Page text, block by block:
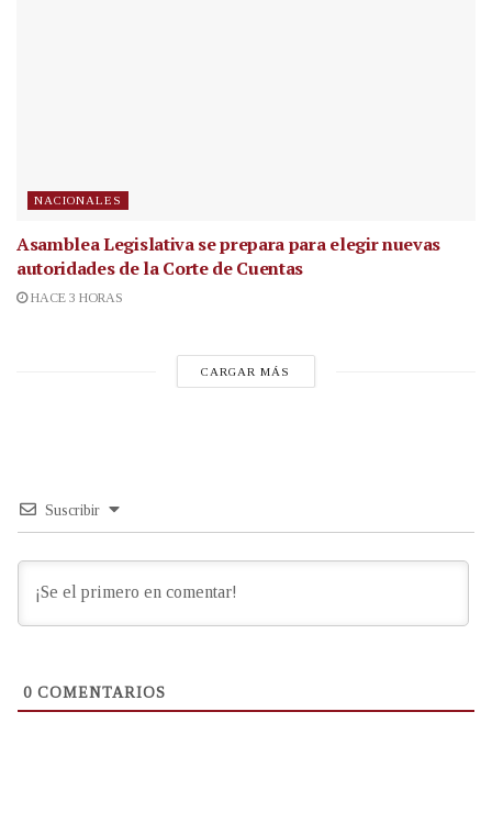
NACIONALES
Asamblea Legislativa se prepara para elegir nuevas
autoridades de la Corte de Cuentas
HACE 3 HORAS
CARGAR MÁS
Suscribir
0 COMENTARIOS